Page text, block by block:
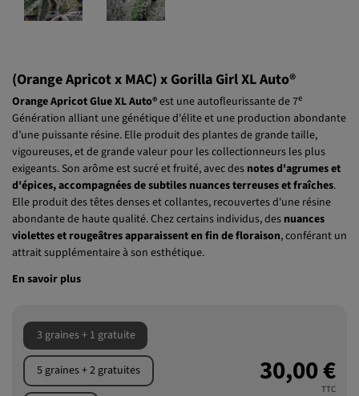
(Orange Apricot x MAC) x Gorilla Girl XL Auto®
Orange Apricot Glue XL Auto®est une autofleurissante de 7e
Génération alliant une génétique d'élite et une production abondante
d’une puissante résine. Elle produit des plantes de grande taille,
vigoureuses, et de grande valeur pour les collectionneurs les plus
exigeants. Son arôme est sucré et fruité, avec des notes d'agrumes et
d'épices, accompagnées de subtiles nuances terreuses et fraîches.
Elle produit des têtes denses et collantes, recouvertes d'une résine
abondante de haute qualité. Chez certains individus, des nuances
violettes et rougeâtres apparaissent en fin de floraison, conférant un
attrait supplémentaire à son esthétique.
En savoir plus
3 graines + 1 gratuite
5 graines + 2 gratuites 30,00 €
TTC